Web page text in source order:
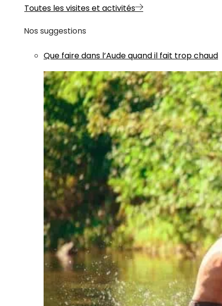
Toutes les visites et activités
Nos suggestions
Que faire dans l’Aude quand il fait trop chaud